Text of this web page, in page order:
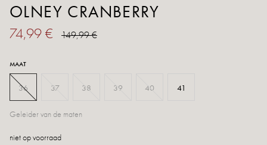
OLNEY CRANBERRY
74,99 € 149,99 €
MAAT
36 37 38 39 40 41
Geleider van de maten
niet op voorraad